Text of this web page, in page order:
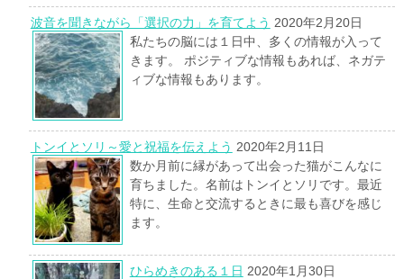
波音を聞きながら「選択の力」を育てよう 2020年2月20日
私たちの脳には１日中、多くの情報が入って
きます。 ポジティブな情報もあれば、ネガテ
ィブな情報もあります。
トンイとソリ～愛と祝福を伝えよう 2020年2月11日
数か月前に縁があって出会った猫がこんなに
育ちました。名前はトンイとソリです。最近
特に、生命と交流するときに最も喜びを感じ
ます。
ひらめきのある１日 2020年1月30日